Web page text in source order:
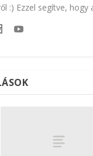
:) Ezzel segítve,